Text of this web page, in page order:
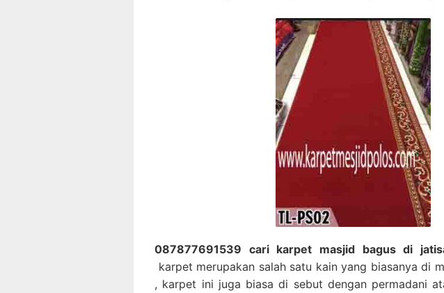
087877691539 cari karpet masjid bagus di
karpet merupakan salah satu kain yang biasanya di
, karpet ini juga biasa di sebut dengan permadani